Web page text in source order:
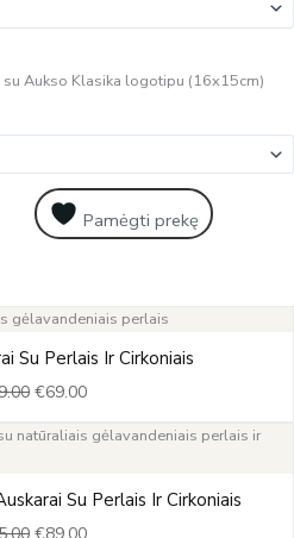
Aukso Klasika logotipu (16x15cm)
Pamėgti prekę
Su Perlais Ir Cirkoniais
price
was:
€69.00
price
is:
Su Perlais Ir Cirkoniais
price
price